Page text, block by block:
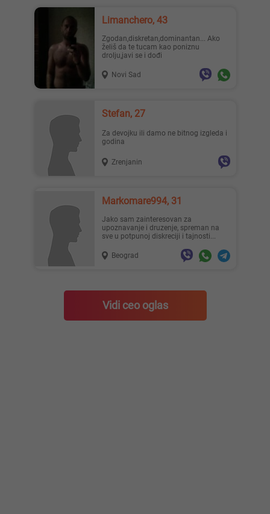
Limanchero, 43
Zgodan,diskretan,dominantan... Ako
želiš da te tucam kao poniznu
drolju,javi se i dođi
Novi Sad
Stefan, 27
Za devojku ili damo ne bitnog izgleda i
godina
Zrenjanin
Markomare994, 31
Jako sam zainteresovan za
upoznavanje i druzenje, spreman na
sve u potpunoj diskreciji i tajnosti...
Beograd
Vidi ceo oglas